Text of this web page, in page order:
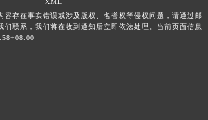
XML
容存在事实错误或涉及版权、名誉权等侵权问题，请通过邮
们联系，我们将在收到通知后立即依法处理。当前页面信息